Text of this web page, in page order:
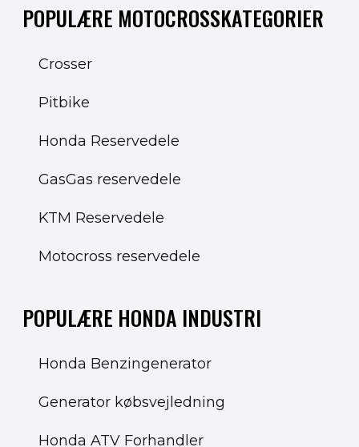
POPULÆRE MOTOCROSSKATEGORIER
Crosser
Pitbike
Honda Reservedele
GasGas reservedele
KTM Reservedele
Motocross reservedele
POPULÆRE HONDA INDUSTRI
Honda Benzingenerator
Generator købsvejledning
Honda ATV Forhandler